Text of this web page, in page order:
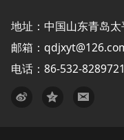
地址：中国山东青岛
邮箱：
电话：86-532-